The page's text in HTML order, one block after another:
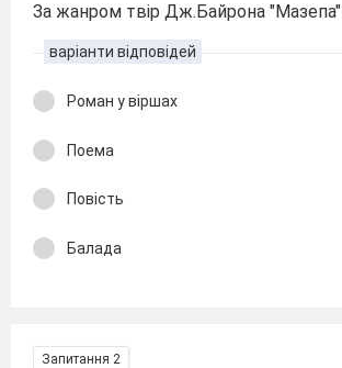
За жанром твір Дж.Байрона "Мазепа"
варіанти відповідей
Роман у віршах
Поема
Повість
Балада
Запитання 2